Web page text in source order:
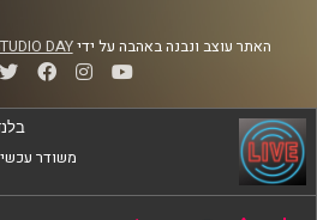
האתר עוצב ונבנה באהבה על ידיDAY
משודר